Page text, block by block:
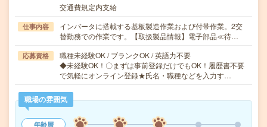
交通費規定内支給
仕事内容
インバータに搭載する基板製造作業および付帯作業。2交
替勤務での作業です。【取扱製品情報】電子部品≪待…
応募資格
職種未経験OK / ブランクOK / 英語力不要
◆未経験OK！〇まずは事前登録だけでもOK！履歴書不要
で気軽にオンライン登録★氏名・職種などを入力す…
職場の雰囲気
年齢層